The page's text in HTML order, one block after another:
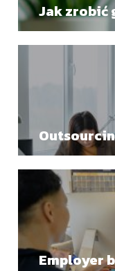
Jak zrobić
Employer